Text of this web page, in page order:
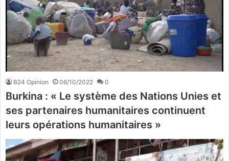
B24 Opinion 06/10/2022 0
Burkina : « Le système des Nations Unies et
ses partenaires humanitaires continuent
leurs opérations humanitaires »